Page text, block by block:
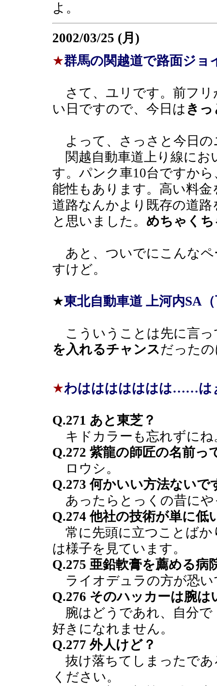
よ。
2002/03/25 (月)
★群馬の関越道で路面ジョ
さて、ユリです。前フリ
い日ですので、今日は き
よって、さっさと今日の
関越自動車道上り線にお
す。パンク車10台ですか
能性もあります。高い料
道路なんかより既存の道
と思いました。 めちゃく
あと、ついでにこんなペ
すけど。
★東北自動車道 上河内SA
こういうことは先に言っ
を入れるチャンスだった
★わははははははは……は
Q.271 あと東芝？
キドカラーも忘れずにね
Q.272 紫龍の師匠の名前っ
ロウシ。
Q.273 何かいい方法ないで
あったらとっくの昔にや
Q.274 他社の技術が単に低
常に先頭に立つことばか
は様子を見ています。
Q.275 亜鉛軟膏を薦める
ライオデュラの方が恐い
Q.276 そのハッカーは腕は
腕はどうであれ、自分で
好きになれません。
Q.277 外人けど？
抜け落ちてしまったであ
ください。